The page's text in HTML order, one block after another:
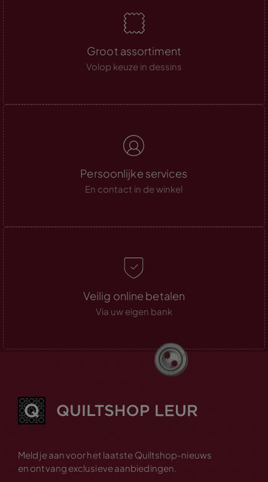
Groot assortiment
Volop keuze in dessins
Persoonlijke services
En contact in de winkel
Veilig online betalen
Via uw eigen bank
Meld je aan voor het laatste Quiltshop-nieuws
en ontvang exclusieve aanbiedingen.